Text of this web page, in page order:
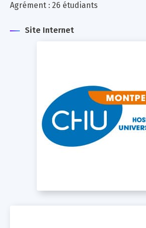
Agrément : 26 étudiants
Site Internet